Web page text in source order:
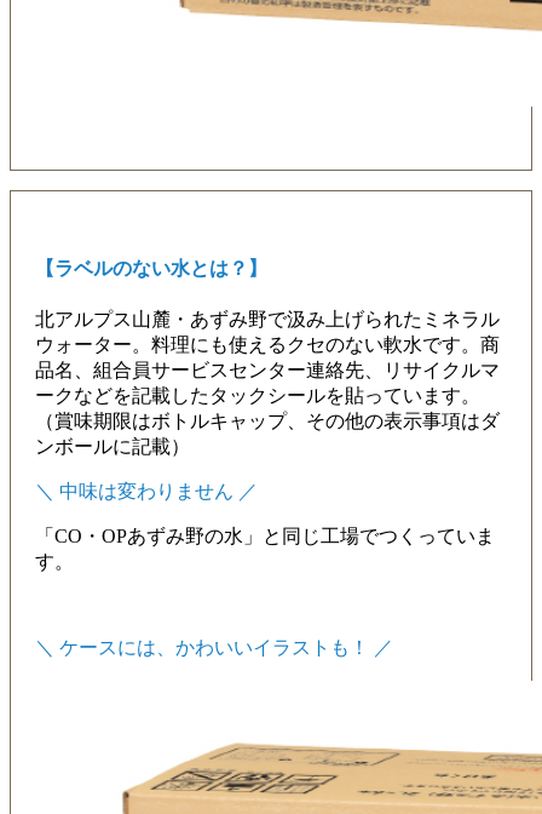
【ラベルのない水とは？】
北アルプス山麓・あずみ野で汲み上げられたミネラル
ウォーター。料理にも使えるクセのない軟水です。商
品名、組合員サービスセンター連絡先、リサイクルマ
ークなどを記載したタックシールを貼っています。
（賞味期限はボトルキャップ、その他の表示事項はダ
ンボールに記載）
＼ 中味は変わりません ／
「CO・OPあずみ野の水」と同じ工場でつくっていま
す。
＼ ケースには、かわいいイラストも！ ／